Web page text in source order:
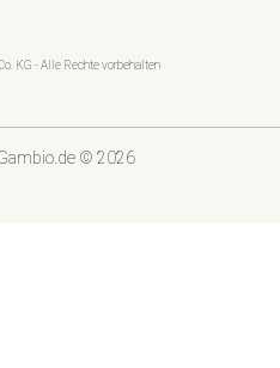
KG - Alle Rechte vorbehalten
© 2026